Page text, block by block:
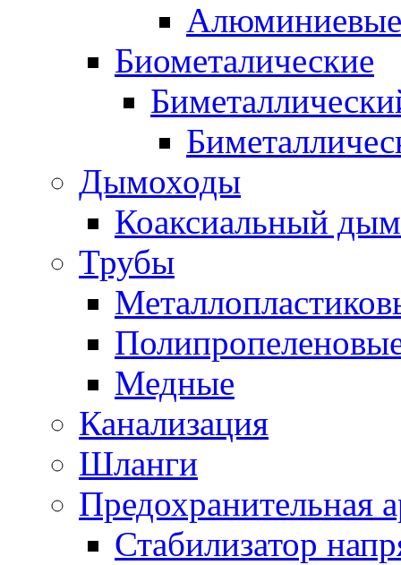
Алюминиевые
Биометалические
Дымоходы
Коаксиальный
Трубы
Медные
Канализация
Шланги
Предохранительная
Стабилизатор